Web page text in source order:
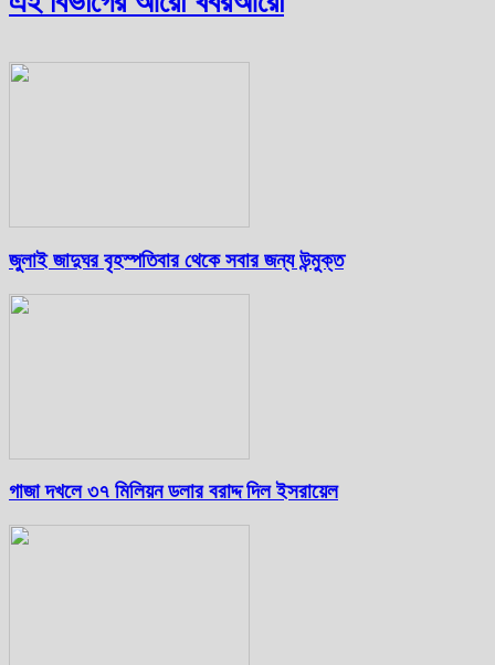
জুলাই জাদুঘর বৃহস্পতিবার থেকে সবার জন্য উন্মুক্ত
গাজা দখলে ৩৭ মিলিয়ন ডলার বরাদ্দ দিল ইসরায়েল